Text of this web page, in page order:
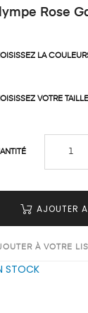
Rose
LA
VOTRE
AJOUTER
À VOTRE
STOCK